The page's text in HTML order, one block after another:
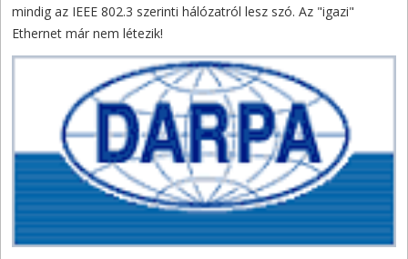
mindig az IEEE 802.3 szerinti hálózatról lesz szó. Az "igazi"
Ethernet már nem létezik!